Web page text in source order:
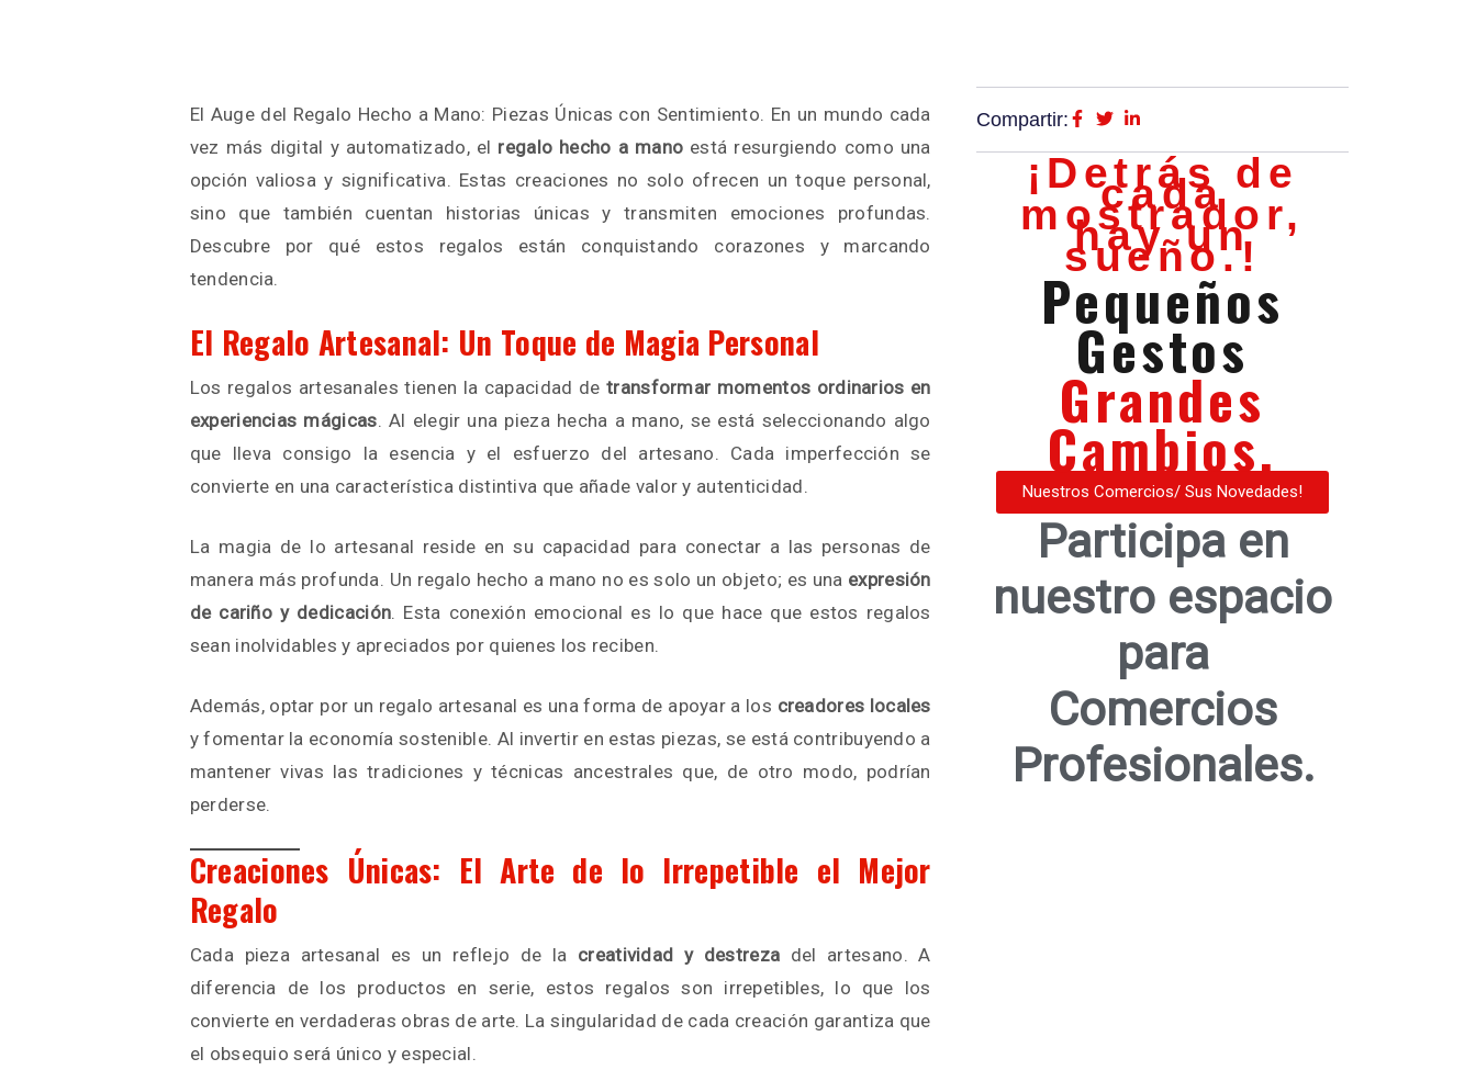
El Auge del Regalo Hecho a Mano: Piezas Únicas con Sentimiento. En un mundo cada
vez más digital y automatizado, el regalo hecho a mano está resurgiendo como una
opción valiosa y significativa. Estas creaciones no solo ofrecen un toque personal,
sino que también cuentan historias únicas y transmiten emociones profundas.
Descubre por qué estos regalos están conquistando corazones y marcando
tendencia.
El Regalo Artesanal: Un Toque de Magia Personal
Los regalos artesanales tienen la capacidad detransformar momentos ordinarios en
experiencias mágicas. Al elegir una pieza hecha a mano, se está seleccionando algo
que lleva consigo la esencia y el esfuerzo del artesano. Cada imperfección se
convierte en una característica distintiva que añade valor y autenticidad.
La magia de lo artesanal reside en su capacidad para conectar a las personas de
manera más profunda. Un regalo hecho a mano no es solo un objeto; es una expresión
de cariño y dedicación. Esta conexión emocional es lo que hace que estos regalos
sean inolvidables y apreciados por quienes los reciben.
Además, optar por un regalo artesanal es una forma de apoyar a los creadores locales
y fomentar la economía sostenible. Al invertir en estas piezas, se está contribuyendo a
mantener vivas las tradiciones y técnicas ancestrales que, de otro modo, podrían
perderse.
Creaciones Únicas: El Arte de lo Irrepetible el Mejor
Regalo
Cada pieza artesanal es un reflejo de la creatividad y destreza del artesano. A
diferencia de los productos en serie, estos regalos son irrepetibles, lo que los
convierte en verdaderas obras de arte. La singularidad de cada creación garantiza que
el obsequio será único y especial.
Compartir:
¡Detrás de
cada
mostrador,
hay un
sueño.!
Pequeños
Gestos
Grandes
Cambios.
Nuestros Comercios/ Sus Novedades!
Participa en
nuestro espacio
para
Comercios
Profesionales.